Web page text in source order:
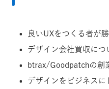
良いUXをつくる者が
デザイン会社買収につ
btrax/Goodpatchの創
デザインをビジネスに